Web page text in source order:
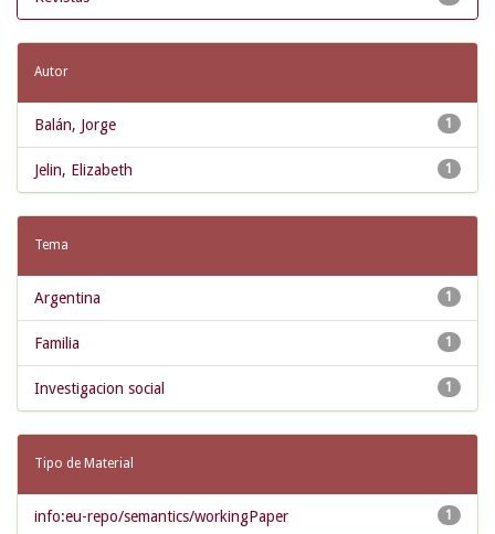
Autor
1
Balán, Jorge
1
Jelin, Elizabeth
Tema
1
Argentina
1
Familia
1
Investigacion social
Tipo de Material
1
info:eu-repo/semantics/workingPaper